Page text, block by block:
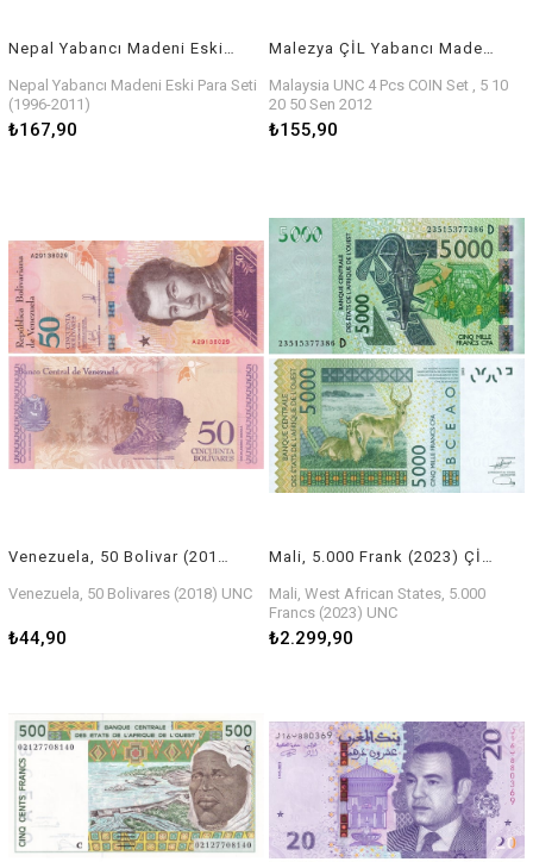
Nepal Yabancı Madeni Eski Para Seti (2020)
Nepal Yabancı Madeni Eski Para Seti
(1996-2011)
₺167,90
Malezya ÇİL Yabancı Madeni Eski Para Seti (2022)
Malaysia UNC 4 Pcs COIN Set , 5 10
20 50 Sen 2012
₺155,90
Venezuela, 50 Bolivares (2018) UNC
₺44,90
Mali, West African States, 5.000
Francs (2023) UNC
₺2.299,90